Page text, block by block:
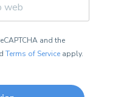
enlace
sitio
web
and the
Terms of Service apply.